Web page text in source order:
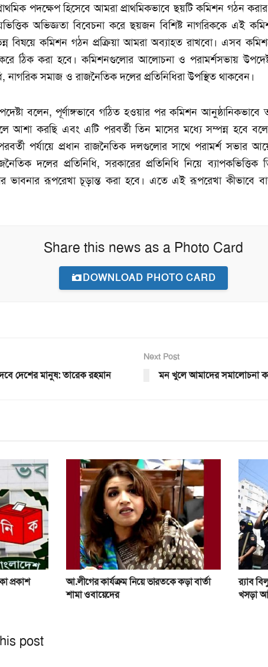
পদক্ষেপ হিসেবে আমরা প্রাথমিকভাবে ছয়টি কমিশন গঠন
অভিজ্ঞতা বিবেচনা করে ছয়জন বিশিষ্ট নাগরিককে এই
বিষয়ে কমিশন গঠন প্রক্রিয়া আমরা অব্যাহত রাখবো। এসব
ঠিক করা হবে। কমিশনগুলোর আলোচনা ও পরামর্শসভায়
সমাজ ও রাজনৈতিক দলের প্রতিনিধিরা উপস্থিত থাকবেন।
বলেন, পূর্ণাঙ্গভাবে গঠিত হওয়ার পর কমিশন
আশা করছি এবং এটি পরবর্তী তিন মাসের মধ্যে সম্পন্ন হবে
পর্যায়ে প্রধান রাজনৈতিক দলগুলোর সাথে পরামর্শ সভার
দলের প্রতিনিধি, সরকারের প্রতিনিধি নিয়ে
ভাবনার রূপরেখা চূড়ান্ত করা হবে। এতে এই রূপরেখা কীভাবে
Share this news as a Photo Card
DOWNLOAD PHOTO CARD
দেশের মানুষ: তারেক রহমান
Next Post
মন খুলে আমাদের সমালোচনা
প্রকাশ
আ.লীগের কার্যক্রম নিয়ে ভারতকে কড়া বার্তা
শামা ওবায়েদের
র‍্যাব
খসড়া
post